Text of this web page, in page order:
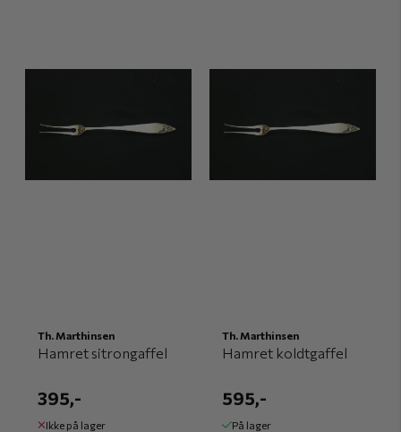
Th. Marthinsen
Hamret sitrongaffel
395,-
Ikke på lager
Th. Marthinsen
Hamret koldtgaffel
595,-
På lager